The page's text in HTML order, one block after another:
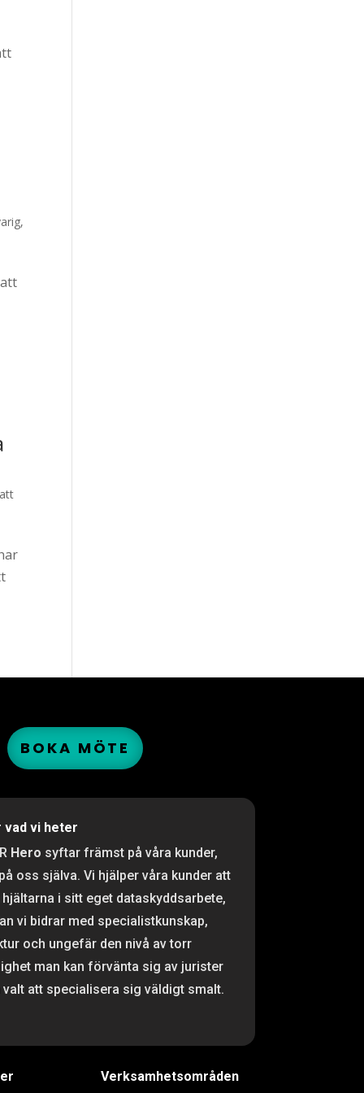
,
BOKA MÖTE
vad vi heter
Hero syftar främst på våra kunder,
oss själva. Vi hjälper våra kunder att
i sitt eget dataskyddsarbete,
vi bidrar med specialistkunskap,
och ungefär den nivå av torr
man kan förvänta sig av jurister
valt att specialisera sig väldigt smalt.
Verksamhetsområden